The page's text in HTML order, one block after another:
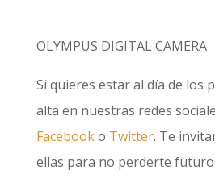
OLYMPUS DIGITAL CAMERA
Si quieres estar al día de los
alta en nuestras redes
Facebooko Twitter. Te
ellas para no perderte